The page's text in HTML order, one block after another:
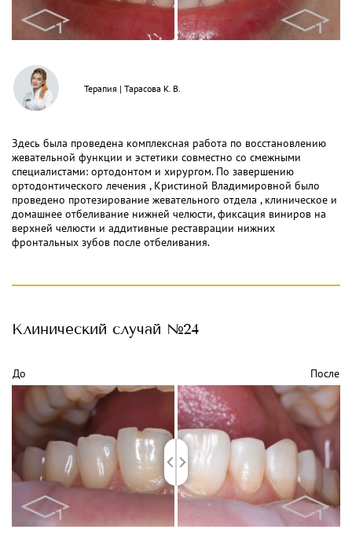
Терапия | Тарасова К. В.
Здесь была проведена комплексная работа по восстановлению
жевательной функции и эстетики совместно со смежными
специалистами: ортодонтом и хирургом. По завершению
ортодонтического лечения , Кристиной Владимировной было
проведено протезирование жевательного отдела , клиническое и
домашнее отбеливание нижней челюсти, фиксация виниров на
верхней челюсти и аддитивные реставрации нижних
фронтальных зубов после отбеливания.
Клинический случай №24
До После